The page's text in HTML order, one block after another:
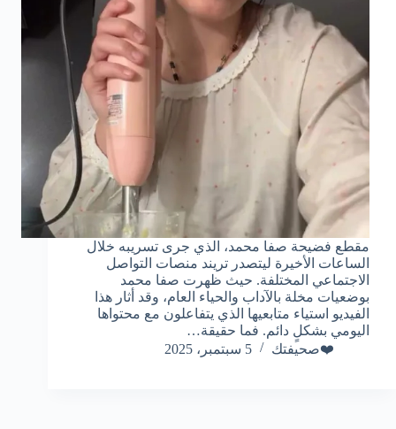
مقطع فضيحة صفا محمد، الذي جرى تسريبه خلال
الساعات الأخيرة ليتصدر تريند منصات التواصل
الاجتماعي المختلفة. حيث ظهرت صفا محمد
بوضعيات مخلة بالآداب والحياء العام، وقد أثار هذا
الفيديو استياء متابعيها الذي يتفاعلون مع محتواها
اليومي بشكلٍ دائم. فما حقيقة…
❤️صحيفتك
5 سبتمبر، 2025